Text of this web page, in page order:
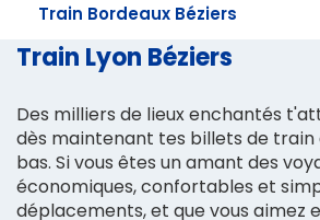
Train Bordeaux Béziers
Train Lyon Béziers
Des milliers de lieux enchantés
dès maintenant tes billets de train
bas. Si vous êtes un amant des
économiques, confortables et
déplacements, et que vous aimez